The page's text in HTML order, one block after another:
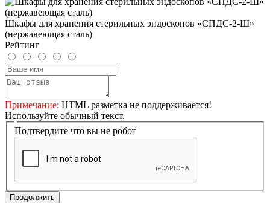
Шкафы для хранения стерильных эндоскопов «СПДС-2-Ш»
(нержавеющая сталь)
Рейтинг
Примечание: HTML разметка не поддерживается!
Используйте обычный текст.
Подтвердите что вы не робот
Продолжить